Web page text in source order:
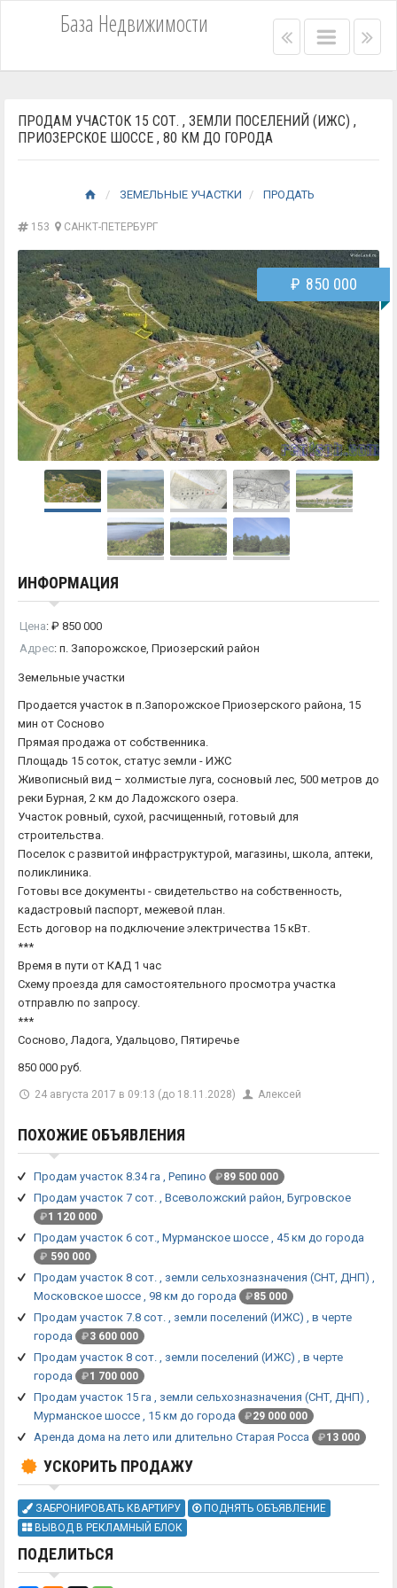
База Недвижимости Left
bar
Main
menu
Right
menu
bar
ПРОДАМ УЧАСТОК 15 СОТ. , ЗЕМЛИ ПОСЕЛЕНИЙ (ИЖС) ,
ПРИОЗЕРСКОЕ ШОССЕ , 80 КМ ДО ГОРОДА
ЗЕМЕЛЬНЫЕ УЧАСТКИ ПРОДАТЬ
153 САНКТ-ПЕТЕРБУРГ
₽ 850 000
ИНФОРМАЦИЯ
Цена: ₽ 850 000
Адрес: п. Запорожское, Приозерский район
Земельные участки
Продается участок в п.Запорожское Приозерского района, 15
мин от Сосново
Прямая продажа от собственника.
Площадь 15 соток, статус земли - ИЖС
Живописный вид – холмистые луга, сосновый лес, 500 метров до
реки Бурная, 2 км до Ладожского озера.
Участок ровный, сухой, расчищенный, готовый для
строительства.
Поселок с развитой инфраструктурой, магазины, школа, аптеки,
поликлиника.
Готовы все документы - свидетельство на собственность,
кадастровый паспорт, межевой план.
Есть договор на подключение электричества 15 кВт.
***
Время в пути от КАД 1 час
Схему проезда для самостоятельного просмотра участка
отправлю по запросу.
***
Сосново, Ладога, Удальцово, Пятиречье
850 000 руб.
24 августа 2017 в 09:13 (до 18.11.2028) Алексей
ПОХОЖИЕ ОБЪЯВЛЕНИЯ
Продам участок 8.34 га , Репино ₽89 500 000
Продам участок 7 сот. , Всеволожский район, Бугровское
₽1 120 000
Продам участок 6 сот., Мурманское шоссе , 45 км до города
₽ 590 000
Продам участок 8 сот. , земли сельхозназначения (СНТ, ДНП) ,
Московское шоссе , 98 км до города
₽85 000
Продам участок 7.8 сот. , земли поселений (ИЖС) , в черте
города
₽3 600 000
Продам участок 8 сот. , земли поселений (ИЖС) , в черте
города
₽1 700 000
Продам участок 15 га , земли сельхозназначения (СНТ, ДНП) ,
Мурманское шоссе , 15 км до города
₽29 000 000
Аренда дома на лето или длительно Старая Росса ₽13 000
УСКОРИТЬ ПРОДАЖУ
ЗАБРОНИРОВАТЬ КВАРТИРУ
ПОДНЯТЬ ОБЪЯВЛЕНИЕ
ВЫВОД В РЕКЛАМНЫЙ БЛОК
ПОДЕЛИТЬСЯ